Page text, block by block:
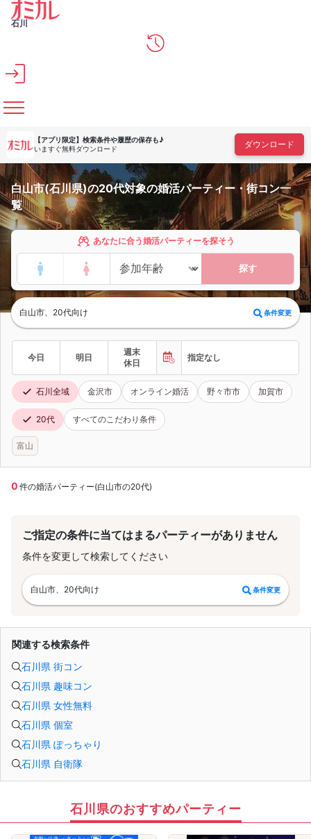
メインコンテンツへスキップ
石川
【アプリ限定】 検索条件や履歴の保存も♪
いますぐ無料ダウンロード
ダウンロード
白山市(石川県)の20代対象の婚活パーティー・街コン一
覧
あなたに合う婚活パーティーを探そう
探す
白山市、20代向け 条件変更
今日 明日
週末
休日
指定なし
石川全域 金沢市 オンライン婚活 野々市市 加賀市
20代 すべてのこだわり条件
富山
0 件の婚活パーティー(白山市の20代)
ご指定の条件に当てはまるパーティーがありません
条件を変更して検索してください
白山市、20代向け 条件変更
関連する検索条件
石川県 街コン
石川県 趣味コン
石川県 女性無料
石川県 個室
石川県 ぽっちゃり
石川県 自衛隊
石川県のおすすめパーティー